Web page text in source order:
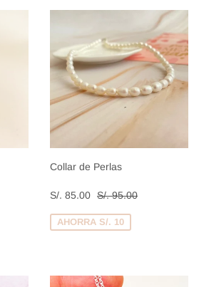
Collar de Perlas
Precio
de
venta
S/. 85.00 S/.
85.00
Precio habitual
S/. 95.00
AHORRA S/. 10